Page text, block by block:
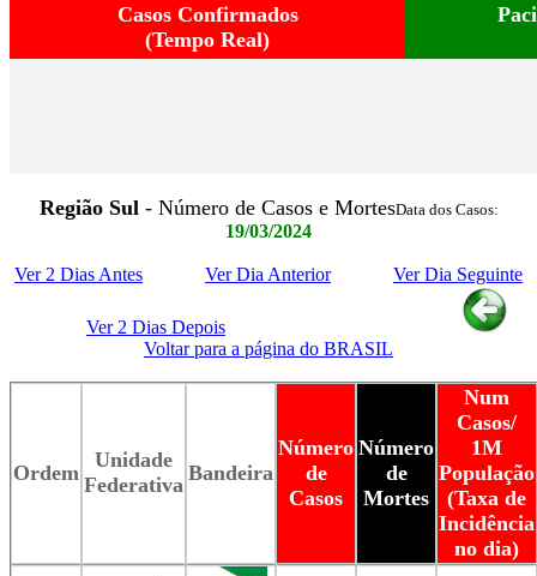
Casos Confirmados
(Tempo Real)
Região Sul- Número de Casos e MortesData dos Casos:
19/03/2024
Ver 2 Dias Antes Ver Dia Anterior Ver Dia Seguinte
Ver 2 Dias Depois
Voltar para a página do BRASIL
Ordem
Unidade
Federativa Bandeira
Número
de
Casos
Número
de
Mortes
Num
Casos/
1M
População
(Taxa de
Incidência
no dia)